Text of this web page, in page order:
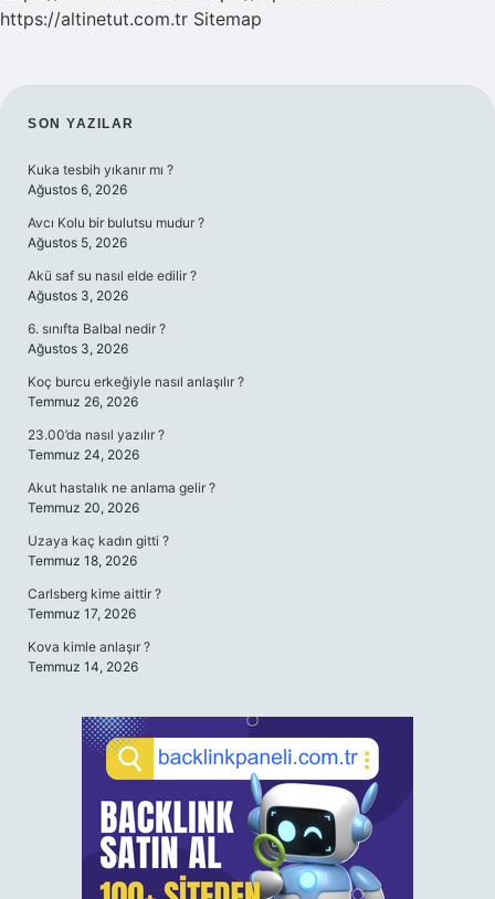
https://altinetut.com.tr Sitemap
SIDEBAR
SON YAZILAR
Kuka tesbih yıkanır mı ?
Ağustos 6, 2026
Avcı Kolu bir bulutsu mudur ?
Ağustos 5, 2026
Akü saf su nasıl elde edilir ?
Ağustos 3, 2026
6. sınıfta Balbal nedir ?
Ağustos 3, 2026
Koç burcu erkeğiyle nasıl anlaşılır ?
Temmuz 26, 2026
23.00’da nasıl yazılır ?
Temmuz 24, 2026
Akut hastalık ne anlama gelir ?
Temmuz 20, 2026
Uzaya kaç kadın gitti ?
Temmuz 18, 2026
Carlsberg kime aittir ?
Temmuz 17, 2026
Kova kimle anlaşır ?
Temmuz 14, 2026